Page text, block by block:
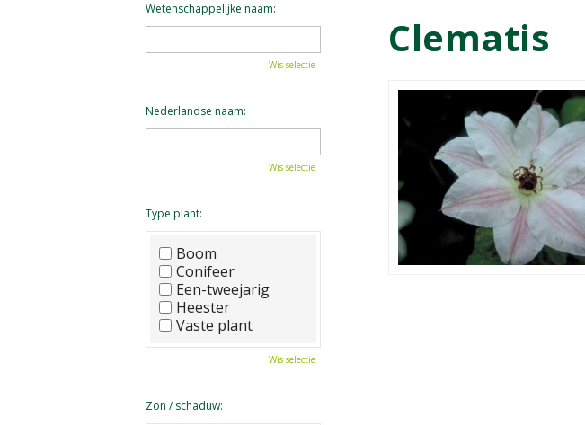
Clematis
Wetenschappelijke naam:
Wis selectie
Nederlandse naam:
Wis selectie
Type plant:
Boom
Conifeer
Een-tweejarig
Heester
Vaste plant
Wis selectie
Zon / schaduw: